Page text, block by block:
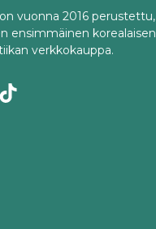
vuonna 2016 perustettu,
ensimmäinen korealaisen
verkkokauppa.
TikTok